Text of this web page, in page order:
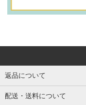
返品について
配送・送料について